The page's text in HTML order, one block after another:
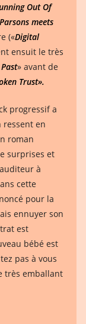
Out Of
meets
(«Digital
ensuit le très
» avant de
Trust».
progressif a
ressent en
roman
surprises et
à
cette
pour la
ennuyer son
est
bébé est
pas à vous
très emballant